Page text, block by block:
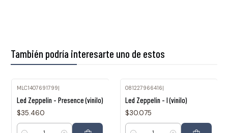
También podría interesarte uno de estos
MLC1407691799|
Led Zeppelin - Presence (vinilo)
$35.460
081227966416|
Led Zeppelin - I (vinilo)
$30.075